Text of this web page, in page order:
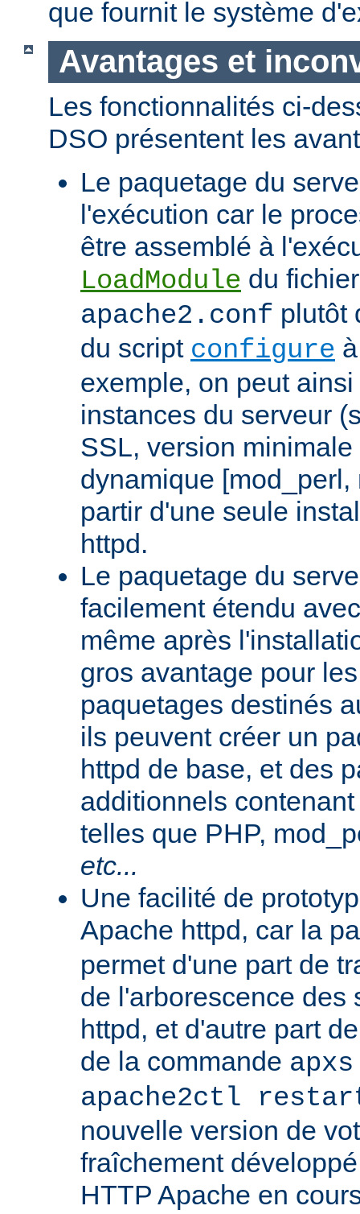
que fournit le système
Avantages et
Les fonctionnalités ci-
DSO présentent les
Le paquetage du
l'exécution car le
être assemblé à
LoadModule du
apache2.conf plutôt
du script configure
exemple, on peut
instances du serveur
SSL, version
dynamique
partir d'une seule
httpd.
Le paquetage du
facilement étendu
même après
gros avantage pour
paquetages destinés
ils peuvent créer un
httpd de base, et des
additionnels
telles que PHP,
etc...
Une facilité de
Apache httpd, car la
permet d'une part de
de l'arborescence des
httpd, et d'autre part
de la commande
apache2ctl
nouvelle version de
fraîchement
HTTP Apache en